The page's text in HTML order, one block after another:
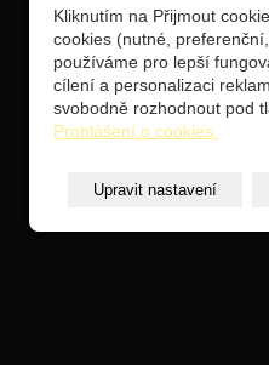
Kliknutím na Přijmout
cookies (nutné,
používáme pro lepší
cílení a personalizaci
svobodně rozhodnout pod
Prohlášení o cookies.
Upravit nastavení